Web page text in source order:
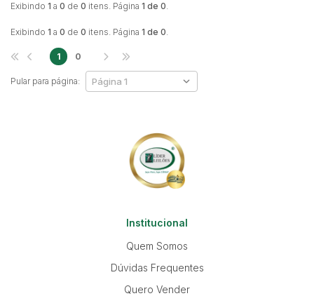
Exibindo 1 a 0 de 0 itens. Página 1 de 0.
Exibindo 1 a 0 de 0 itens. Página 1 de 0.
Pular para página:
1 0
Institucional
Quem Somos
Dúvidas Frequentes
Quero Vender